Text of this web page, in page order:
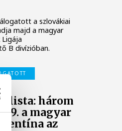
a szlovákiai
majd a magyar
B divízióban.
három
a magyar
az